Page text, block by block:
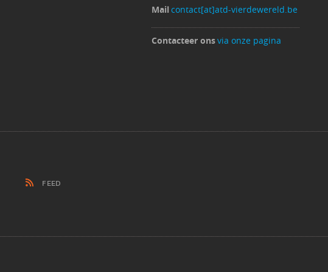
Mail contact[at]atd-vierdewereld.be
Contacteer onsvia onze pagina
FEED